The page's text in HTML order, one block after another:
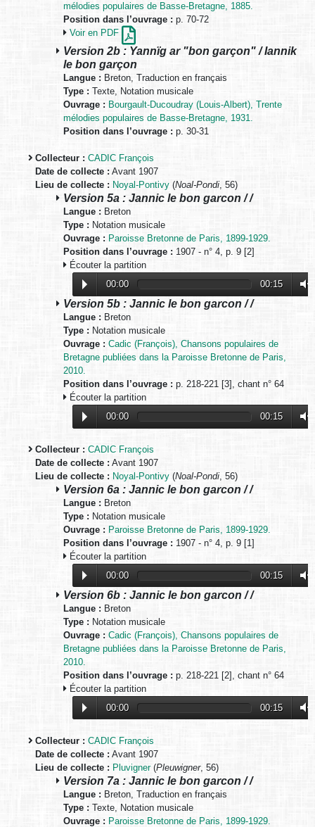
mélodies populaires de Basse-Bretagne, 1885.
Position dans l’ouvrage : p. 70-72
Voir en PDF
Version 2b : Yannïg ar "bon garçon" / Iannik
le bon garçon
Langue : Breton, Traduction en français
Type : Texte, Notation musicale
Ouvrage : Bourgault-Ducoudray (Louis-Albert), Trente
mélodies populaires de Basse-Bretagne, 1931.
Position dans l’ouvrage : p. 30-31
Collecteur : CADIC François
Date de collecte : Avant 1907
Lieu de collecte : Noyal-Pontivy (Noal-Pondi, 56)
Version 5a : Jannic le bon garcon / /
Langue : Breton
Type : Notation musicale
Ouvrage : Paroisse Bretonne de Paris, 1899-1929.
Position dans l’ouvrage : 1907 - n° 4, p. 9 [2]
Écouter la partition
00:00
00:15
Version 5b : Jannic le bon garcon / /
Langue : Breton
Type : Notation musicale
Ouvrage : Cadic (François), Chansons populaires de
Bretagne publiées dans la Paroisse Bretonne de Paris,
2010.
Position dans l’ouvrage : p. 218-221 [3], chant n° 64
Écouter la partition
00:00
00:15
Collecteur : CADIC François
Date de collecte : Avant 1907
Lieu de collecte : Noyal-Pontivy (Noal-Pondi , 56)
Version 6a : Jannic le bon garcon / /
Langue : Breton
Type : Notation musicale
Ouvrage : Paroisse Bretonne de Paris, 1899-1929.
Position dans l’ouvrage : 1907 - n° 4, p. 9 [1]
Écouter la partition
00:00
00:15
Version 6b : Jannic le bon garcon / /
Langue : Breton
Type : Notation musicale
Ouvrage : Cadic (François), Chansons populaires de
Bretagne publiées dans la Paroisse Bretonne de Paris,
2010.
Position dans l’ouvrage : p. 218-221 [2], chant n° 64
Écouter la partition
00:00
00:15
Collecteur : CADIC François
Date de collecte : Avant 1907
Lieu de collecte : Pluvigner(Pleuwigner, 56)
Version 7a : Jannic le bon garcon / /
Langue : Breton, Traduction en français
Type : Texte, Notation musicale
Ouvrage : Paroisse Bretonne de Paris, 1899-1929.